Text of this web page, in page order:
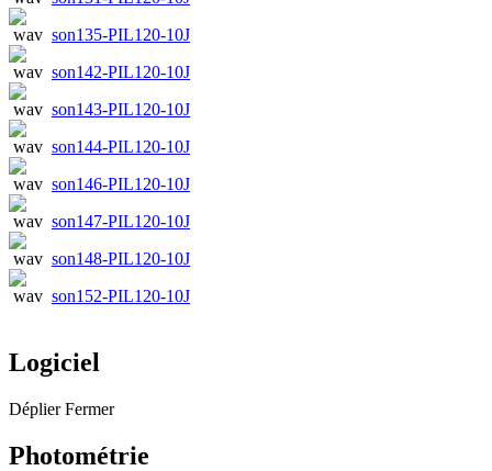
son135-PIL120-10J
son142-PIL120-10J
son143-PIL120-10J
son144-PIL120-10J
son146-PIL120-10J
son147-PIL120-10J
son148-PIL120-10J
son152-PIL120-10J
Logiciel
Déplier Fermer
Photométrie